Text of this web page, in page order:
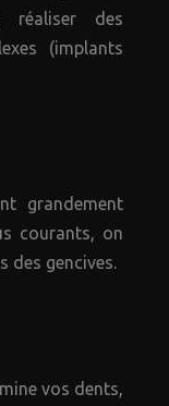
réaliser des
(implants
grandement
courants, on
des gencives.
vos dents,